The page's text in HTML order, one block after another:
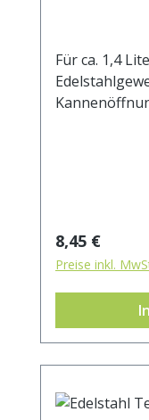
Für ca. 1,4
Regulärer
8,45 €
Preise inkl.